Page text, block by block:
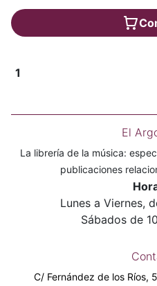
1
El
La librería de la música:
publicaciones
Lunes a Viernes,
Sábados de
C/ Fernández de los Ríos,